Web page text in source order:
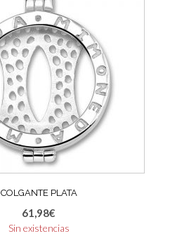
COLGANTE PLATA
61,98€
Sin existencias